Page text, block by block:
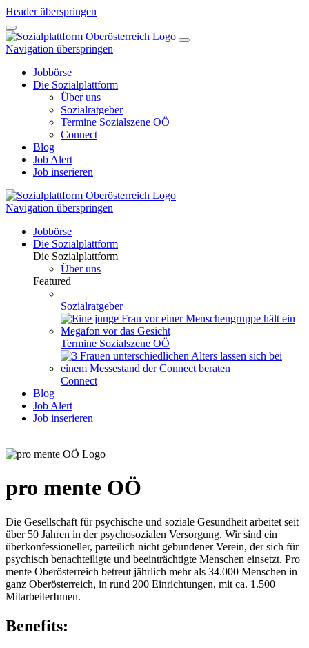
Header überspringen
Navigation überspringen
Jobbörse
Die Sozialplattform
Über uns
Sozialratgeber
Termine Sozialszene OÖ
Connect
Blog
Job Alert
Job inserieren
Navigation überspringen
Jobbörse
Die Sozialplattform
Die Sozialplattform
Über uns
Featured
Sozialratgeber
Termine Sozialszene OÖ
Connect
Blog
Job Alert
Job inserieren
pro mente OÖ
Die Gesellschaft für psychische und soziale Gesundheit arbeitet seit
über 50 Jahren in der psychosozialen Versorgung. Wir sind ein
überkonfessioneller, parteilich nicht gebundener Verein, der sich für
psychisch benachteiligte und beeinträchtigte Menschen einsetzt. Pro
mente Oberösterreich betreut jährlich mehr als 34.000 Menschen in
ganz Oberösterreich, in rund 200 Einrichtungen, mit ca. 1.500
MitarbeiterInnen.
Benefits: